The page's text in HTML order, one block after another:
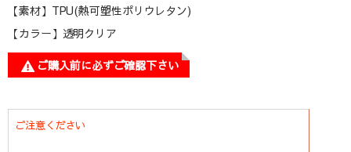
【素材】TPU(熱可塑性ポリウレタン)
【カラー】透明クリア
ご購入前に必ずご確認下さい
ご注意ください